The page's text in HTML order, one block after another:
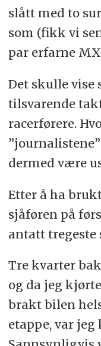
slått med to
som (fikk vi
par erfarne
Det skulle vise
tilsvarende
racerførere.
dermed være
Etter å ha
sjåføren på
antatt tregeste
Tre kvarter
og da jeg
brakt bilen
etappe, var